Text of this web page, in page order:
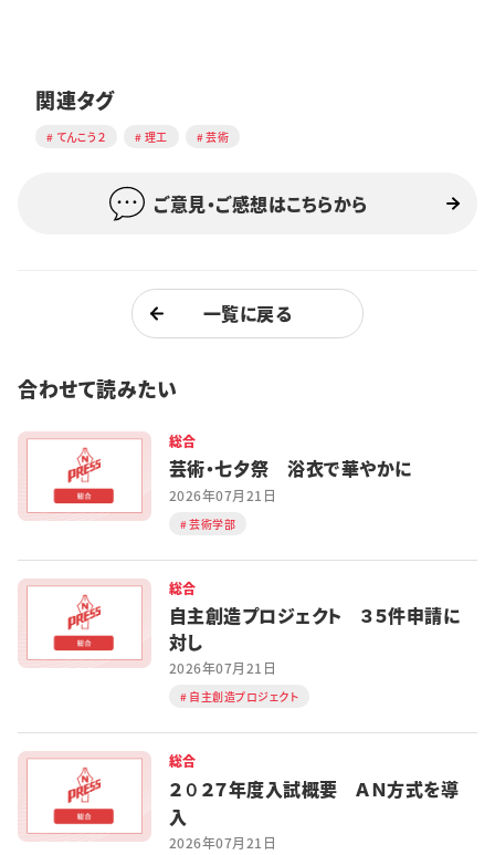
関連タグ
てんこう２ 理工 芸術
ご意見・ご感想はこちらから
一覧に戻る
合わせて読みたい
総合
芸術・七夕祭 浴衣で華やかに
2026年07月21日
芸術学部
総合
自主創造プロジェクト ３５件申請に
対し
2026年07月21日
自主創造プロジェクト
総合
２０２７年度入試概要 ＡＮ方式を導
入
2026年07月21日